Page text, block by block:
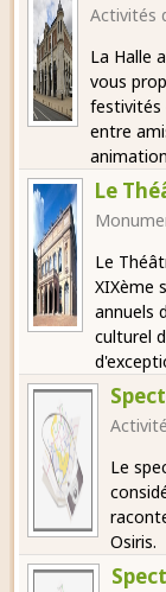
Activités
La Halle
vous
festivités
entre
Le
Le
XIXème
annuels
culturel
Le
Osiris.